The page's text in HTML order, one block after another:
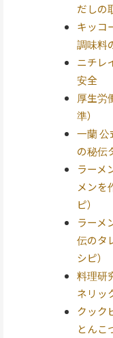
だしの
キッコ
調味料
ニチレ
安全
厚生労
準）
一蘭
の秘伝
ラーメ
メンを
ピ）
ラーメ
伝のタ
シピ）
料理研
ネリッ
クック
とんこ